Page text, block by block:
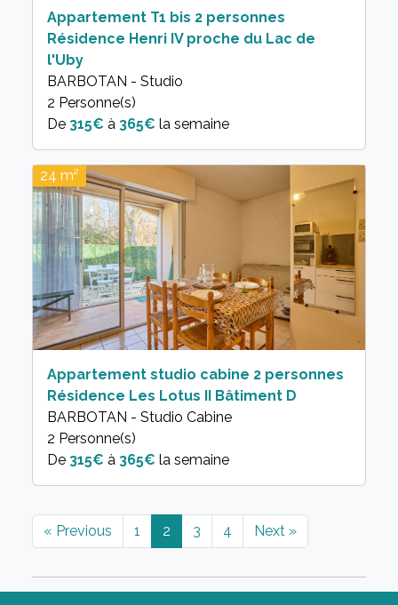
Appartement T1 bis 2 personnes
Résidence Henri IV proche du Lac de
l'Uby
BARBOTAN - Studio
2 Personne(s)
315€ à 365€ la semaine
24 m²
Appartement studio cabine 2 personnes
Résidence Les Lotus II Bâtiment D
BARBOTAN - Studio Cabine
2 Personne(s)
315€ à 365€ la semaine
« Previous 1 2 3 4 Next »